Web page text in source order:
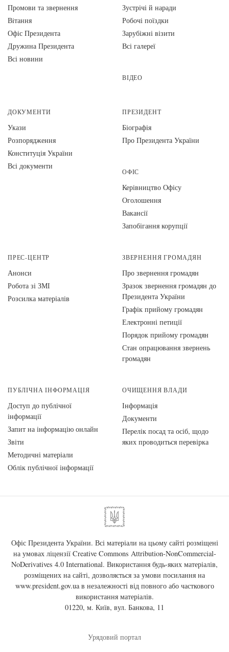
Промови та звернення
Вiтання
Офіс Президента
Дружина Президента
Всі новини
Зустрічі й наради
Робочі поїздки
Зарубіжні візити
Всі галереї
ВІДЕО
ДОКУМЕНТИ
Укази
Розпорядження
Конституція України
Всі документи
ПРЕЗИДЕНТ
Біографія
Про Президента України
ОФІС
Керівництво Офісу
Оголошення
Вакансії
Запобігання корупції
ПРЕС-ЦЕНТР
Анонси
Робота зі ЗМІ
Розсилка матеріалів
ЗВЕРНЕННЯ ГРОМАДЯН
Про звернення громадян
Зразок звернення громадян до
Президента України
Графік прийому громадян
Електронні петиції
Порядок прийому громадян
Стан опрацювання звернень
громадян
ПУБЛІЧНА ІНФОРМАЦІЯ
Доступ до публічної
інформації
Запит на інформацію онлайн
Звіти
Методичні матеріали
Облік публічної інформації
ОЧИЩЕННЯ ВЛАДИ
Інформація
Документи
Перелік посад та осіб, щодо
яких проводиться перевірка
Офіс Президента України. Всі матеріали на цьому сайті розміщені
на умовах ліцензії Creative Commons Attribution-NonCommercial-
NoDerivatives 4.0 International. Використання будь-яких матеріалів,
розміщених на сайті, дозволяється за умови посилання на
www.president.gov.uaв незалежності від повного або часткового
використання матеріалів.
01220, м. Київ, вул. Банкова, 11
Урядовий портал